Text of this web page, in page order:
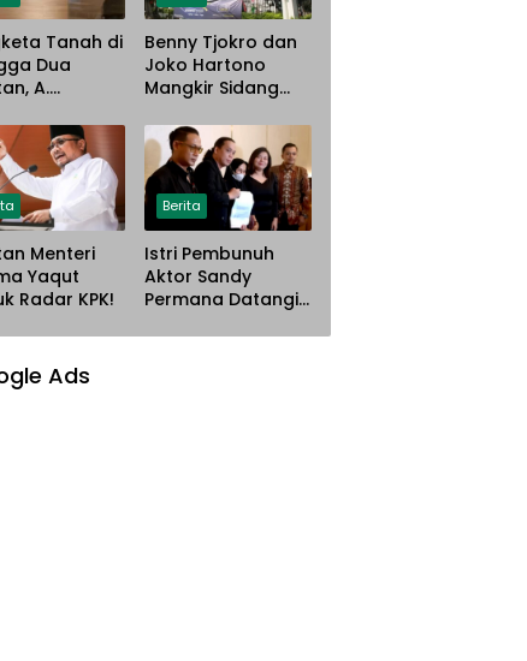
Tanah di
Dua
A.
Steel Atas
Benny Tjokro dan
Joko Hartono
Mangkir Sidang
Terancam
Dijemput Paksa
Menteri
Yaqut
Radar KPK!
Berita
Istri Pembunuh
Aktor Sandy
Permana Datangi
Mau Meminta
Ads